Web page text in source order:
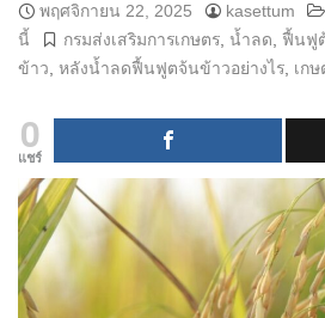
ใคร ทำอะไร ที่ไหน
สถานีข่าววันนี้
พฤศจิกายน 22, 2025 kasettum
นี้
กรมส่งเสริมการเกษตร, น้ำลด, ฟื้นฟู
ข้าว, หลังน้ำลดฟื้นฟูตจ้นข้าวอย่างไร, เก
0
แชร์